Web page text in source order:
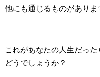
他にも通じるものがありま
これがあなたの人生だった
どうでしょうか？